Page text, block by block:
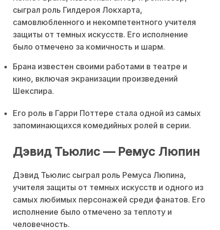
сыграл роль Гилдероя Локхарта,
самовлюбленного и некомпетентного учителя
защиты от темных искусств. Его исполнение
было отмечено за комичность и шарм.
Брана известен своими работами в театре и
кино, включая экранизации произведений
Шекспира.
Его роль в Гарри Поттере стала одной из самых
запоминающихся комедийных ролей в серии.
Дэвид Тьюлис — Ремус Люпин
Дэвид Тьюлис сыграл роль Ремуса Люпина,
учителя защиты от темных искусств и одного из
самых любимых персонажей среди фанатов. Его
исполнение было отмечено за теплоту и
человечность.